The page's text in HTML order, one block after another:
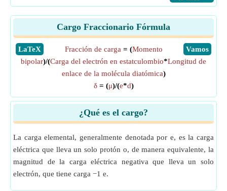
Cargo Fraccionario Fórmula
​LaTeX ​Vamos
Fracción de carga = (Momento
bipolar)/(Carga del electrón en estatculombio*Longitud de
enlace de la molécula diatómica)
δ= (μ)/(e*d)
¿Qué es el cargo?
La carga elemental, generalmente denotada por e, es la carga
eléctrica que lleva un solo protón o, de manera equivalente, la
magnitud de la carga eléctrica negativa que lleva un solo
electrón, que tiene carga −1 e.